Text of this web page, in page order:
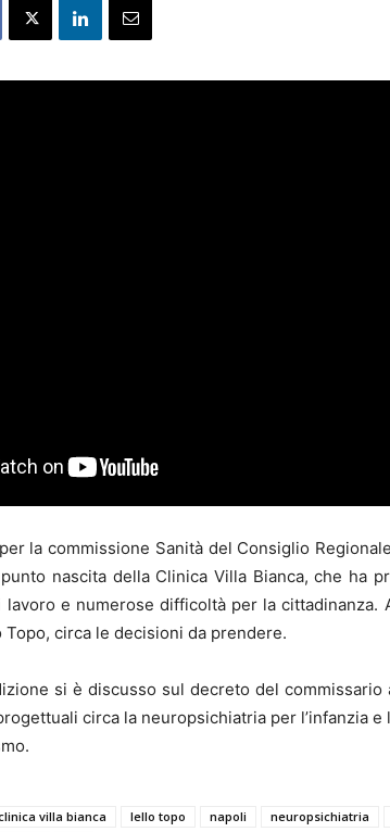
la commissione Sanità del Consiglio
nascita della Clinica Villa Bianca, che ha
e numerose difficoltà per la cittadinanza.
circa le decisioni da prendere.
si è discusso sul decreto del commissario
circa la neuropsichiatria per l’infanzia e
villa bianca lello topo napoli neuropsichiatria